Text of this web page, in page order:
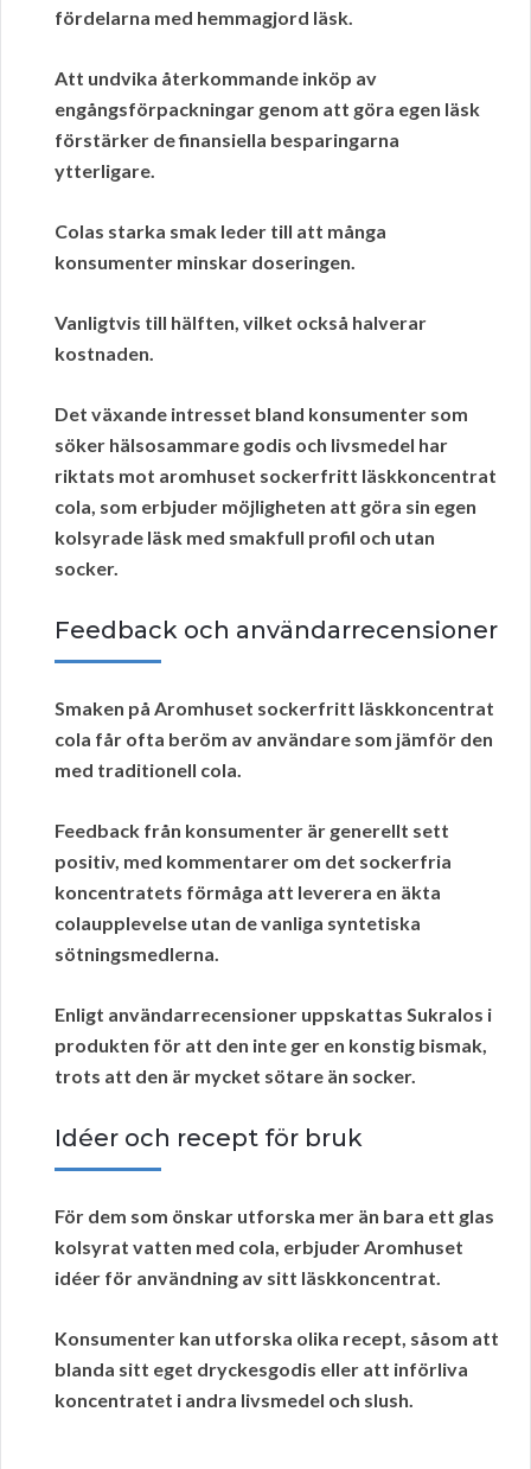
fördelarna med hemmagjord läsk.
Att undvika återkommande inköp av
engångsförpackningar genom att göra egen läsk
förstärker de finansiella besparingarna
ytterligare.
Colas starka smak leder till att många
konsumenter minskar doseringen.
Vanligtvis till hälften, vilket också halverar
kostnaden.
Det växande intresset bland konsumenter som
söker hälsosammare godis och livsmedel har
riktats mot aromhuset sockerfritt läskkoncentrat
cola, som erbjuder möjligheten att göra sin egen
kolsyrade läsk med smakfull profil och utan
socker.
Feedback och användarrecensioner
Smaken på Aromhuset sockerfritt läskkoncentrat
cola får ofta beröm av användare som jämför den
med traditionell cola.
Feedback från konsumenter är generellt sett
positiv, med kommentarer om det sockerfria
koncentratets förmåga att leverera en äkta
colaupplevelse utan de vanliga syntetiska
sötningsmedlerna.
Enligt användarrecensioner uppskattas Sukralos i
produkten för att den inte ger en konstig bismak,
trots att den är mycket sötare än socker.
Idéer och recept för bruk
För dem som önskar utforska mer än bara ett glas
kolsyrat vatten med cola, erbjuder Aromhuset
idéer för användning av sitt läskkoncentrat.
Konsumenter kan utforska olika recept, såsom att
blanda sitt eget dryckesgodis eller att införliva
koncentratet i andra livsmedel och slush.